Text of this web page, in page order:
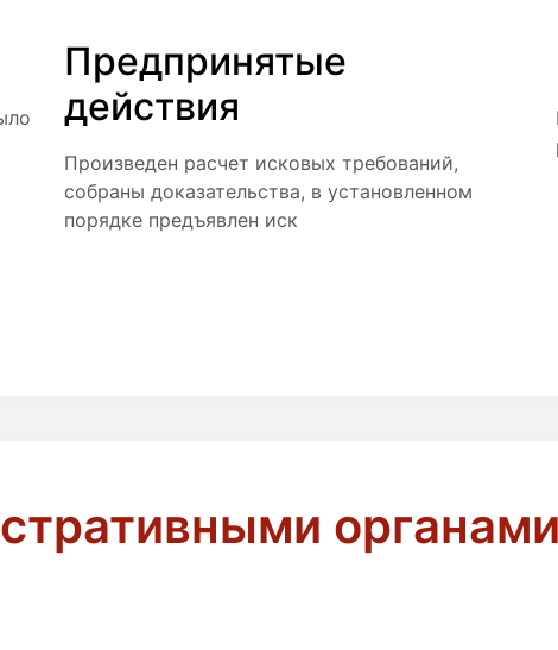
Предпринятые
действия
Произведен расчет исковых требований,
собраны доказательства, в установленном
порядке предъявлен иск
органами